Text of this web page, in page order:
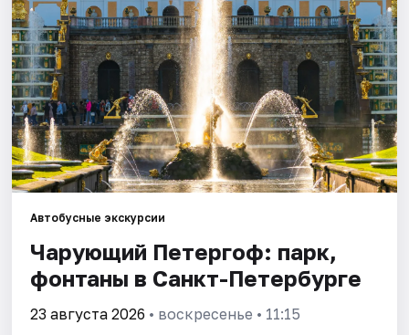
Города
Площадки
Артисты
Рейтинги
Автобусные экскурсии
Чарующий Петергоф: парк,
фонтаны в Санкт-Петербурге
23 августа 2026 • воскресенье • 11:15